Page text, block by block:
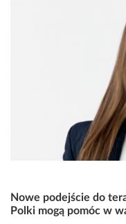
Nowe podejście do
Polki mogą pomóc w